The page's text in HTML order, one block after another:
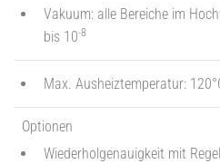
Vakuum: alle Bereiche im
bis 10-8
Max. Ausheiztemperatur:
Optionen
Wiederholgenauigkeit mit